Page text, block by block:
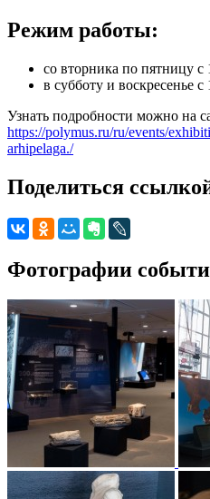
Режим работы:
со вторника по пятницу с
в субботу и воскресенье с
Узнать подробности можно на
https://polymus.ru/ru/events/
arhipelaga./
Поделиться
Фотографии